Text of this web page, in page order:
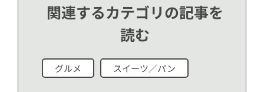
関連するカテゴリの記事を
読む
グルメ スイーツ／パン